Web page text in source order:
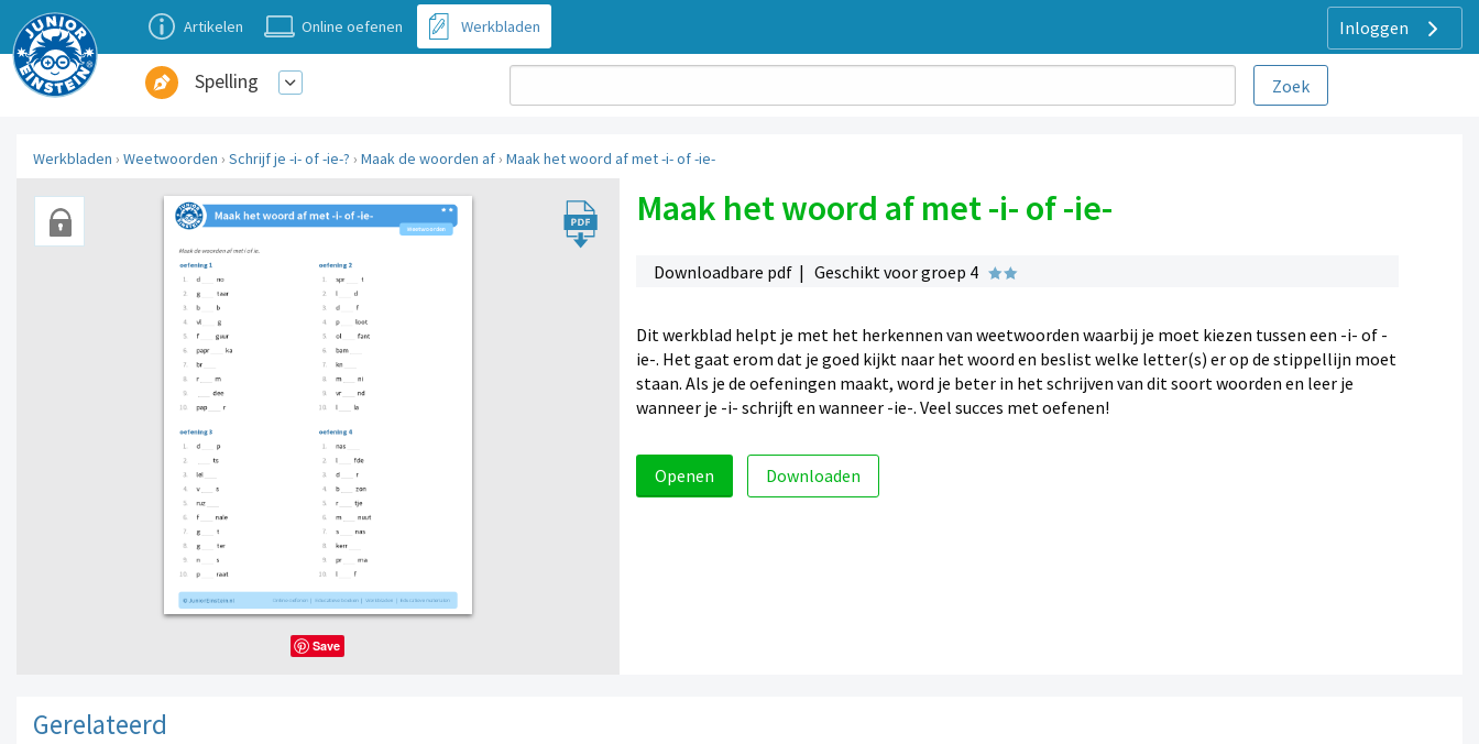
Inloggen
Artikelen Online oefenen Werkbladen
Spelling
Werkbladen › Weetwoorden › Schrijf je -i- of -ie-? › Maak de woorden af › Maak het woord af met -i- of -ie-
Maak het woord af met -i- of -ie-
Downloadbare pdf | Geschikt voor groep 4
Dit werkblad helpt je met het herkennen van weetwoorden waarbij je moet kiezen tussen een -i- of -
ie-. Het gaat erom dat je goed kijkt naar het woord en beslist welke letter(s) er op de stippellijn moet
staan. Als je de oefeningen maakt, word je beter in het schrijven van dit soort woorden en leer je
wanneer je -i- schrijft en wanneer -ie-. Veel succes met oefenen!
Openen Downloaden
Save
Gerelateerd